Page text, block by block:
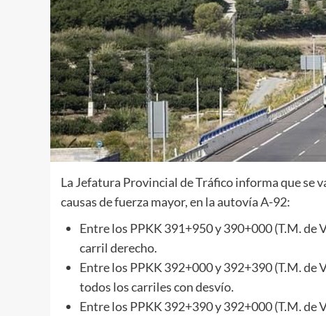
La Jefatura Provincial de Tráfico informa que se
causas de fuerza mayor, en la autovía A-92:
Entre los PPKK 391+950 y 390+000 (T.M.
carril derecho.
Entre los PPKK 392+000 y 392+390 (T.M.
todos los carriles con desvío.
Entre los PPKK 392+390 y 392+000 (T.M.